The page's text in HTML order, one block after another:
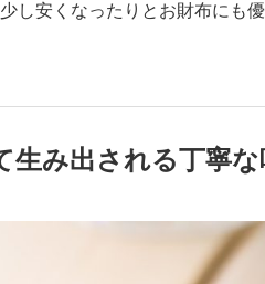
し安くなったりとお財布にも優
生み出される丁寧な